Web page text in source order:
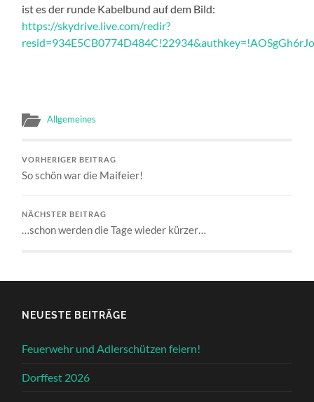
ist es der runde Kabelbund auf dem Bild:
https://skydrive.live.com/redir?
Allgemeines
VORHERIGER BEITRAG
So schön war die Maifeier!
NÄCHSTER BEITRAG
…schon werden die Tage wieder kürzer…
NEUESTE BEITRÄGE
Feuerwehr und Adlerschützen feiern!
Dorffest 2026